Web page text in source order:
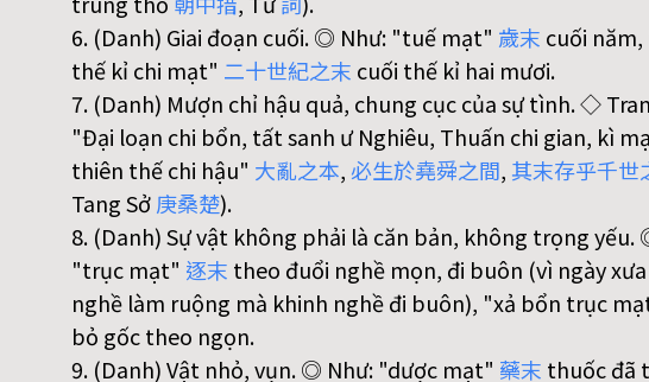
6. (Danh) Giai đoạn cuối. ◎ Như: "tuế mạt" 歲末 cuối
thế kỉ chi mạt" 二十世紀之末 cuối thế kỉ hai mươi.
7. (Danh) Mượn chỉ hậu quả, chung cục của sự tình. ◇
"Đại loạn chi bổn, tất sanh ư Nghiêu, Thuấn chi gian, kì
thiên thế chi hậu" 大亂之本, 必生於堯舜之間, 其末存乎千世
Tang Sở庚桑楚).
8. (Danh) Sự vật không phải là căn bản, không trọng yếu.
"trục mạt" 逐末 theo đuổi nghề mọn, đi buôn (vì ngày
nghề làm ruộng mà khinh nghề đi buôn), "xả bổn trục
bỏ gốc theo ngọn.
9. (Danh) Vật nhỏ, vụn. ◎ Như: "dược mạt" 藥末 thuốc đã